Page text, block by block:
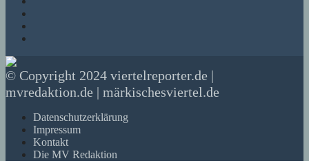
© Copyright 2024 viertelreporter.de |
mvredaktion.de | märkischesviertel.de
Datenschutzerklärung
Impressum
Kontakt
Die MV Redaktion